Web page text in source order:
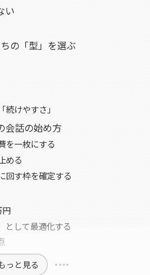
い
の「型」を選ぶ
けやすさ」
会話の始め方
を一枚にする
める
す枠を確定する
円
として最適化する
っと見る